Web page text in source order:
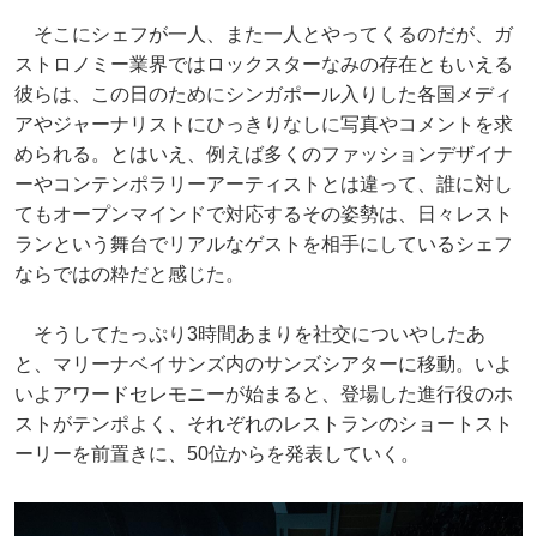
そこにシェフが一人、また一人とやってくるのだが、ガ
ストロノミー業界ではロックスターなみの存在ともいえる
彼らは、この日のためにシンガポール入りした各国メディ
アやジャーナリストにひっきりなしに写真やコメントを求
められる。とはいえ、例えば多くのファッションデザイナ
ーやコンテンポラリーアーティストとは違って、誰に対し
てもオープンマインドで対応するその姿勢は、日々レスト
ランという舞台でリアルなゲストを相手にしているシェフ
ならではの粋だと感じた。
そうしてたっぷり3時間あまりを社交についやしたあ
と、マリーナベイサンズ内のサンズシアターに移動。いよ
いよアワードセレモニーが始まると、登場した進行役のホ
ストがテンポよく、それぞれのレストランのショートスト
ーリーを前置きに、50位からを発表していく。